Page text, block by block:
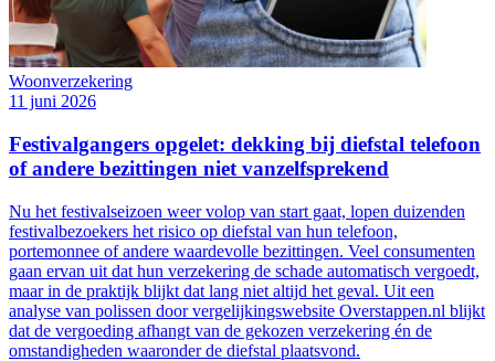
Woonverzekering
11 juni 2026
Festivalgangers opgelet: dekking bij diefstal telefoon
of andere bezittingen niet vanzelfsprekend
Nu het festivalseizoen weer volop van start gaat, lopen duizenden
festivalbezoekers het risico op diefstal van hun telefoon,
portemonnee of andere waardevolle bezittingen. Veel consumenten
gaan ervan uit dat hun verzekering de schade automatisch vergoedt,
maar in de praktijk blijkt dat lang niet altijd het geval. Uit een
analyse van polissen door vergelijkingswebsite Overstappen.nl blijkt
dat de vergoeding afhangt van de gekozen verzekering én de
omstandigheden waaronder de diefstal plaatsvond.